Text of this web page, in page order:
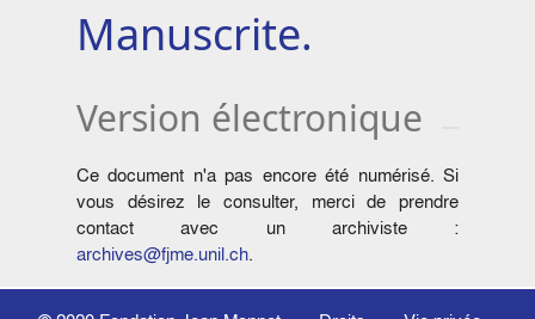
Manuscrite.
Version électronique
Ce document n'a pas encore été numérisé. Si
vous désirez le consulter, merci de prendre
contact avec un archiviste :
archives@fjme.unil.ch.